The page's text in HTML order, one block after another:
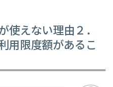
えない理由２．
用限度額があるこ